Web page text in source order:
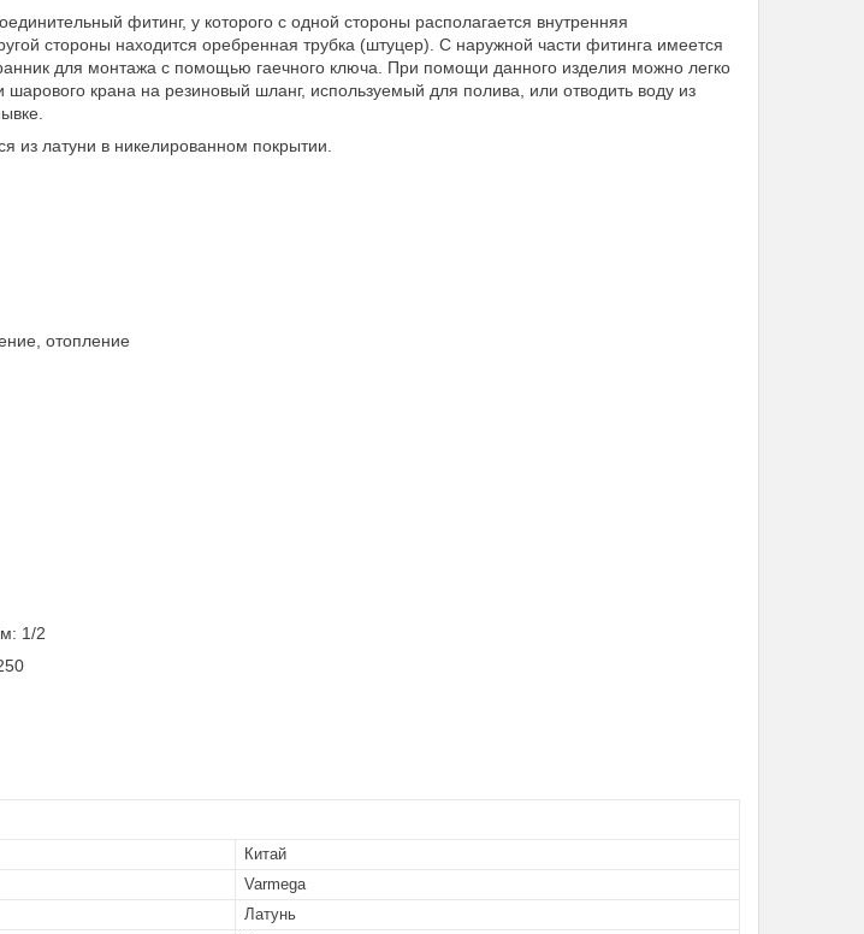
фитинг, у которого с одной стороны располагается внутренняя
стороны находится оребренная трубка (штуцер). С наружной части фитинга имеется
для монтажа с помощью гаечного ключа. При помощи данного изделия можно легко
шарового крана на резиновый шланг, используемый для полива, или отводить воду из
из латуни в никелированном покрытии.
отопление
1/2
Китай
Varmega
Латунь